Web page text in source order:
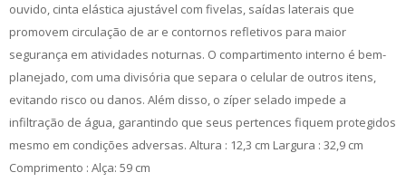
ouvido, cinta elástica ajustável com fivelas, saídas laterais que
promovem circulação de ar e contornos refletivos para maior
segurança em atividades noturnas. O compartimento interno é bem-
planejado, com uma divisória que separa o celular de outros itens,
evitando risco ou danos. Além disso, o zíper selado impede a
infiltração de água, garantindo que seus pertences fiquem protegidos
mesmo em condições adversas. Altura : 12,3 cm Largura : 32,9 cm
Comprimento : Alça: 59 cm